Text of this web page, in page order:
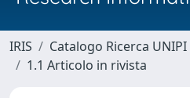
IRIS Catalogo Ricerca UNIPI
1.1 Articolo in rivista